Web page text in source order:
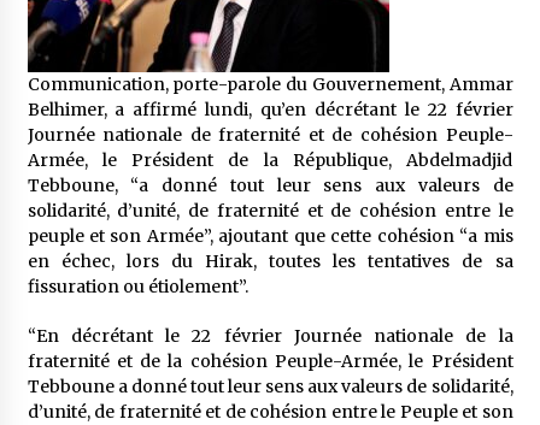
Le monstrueux vieillard (Un récit du Sud
algérien)
5 ans ago
Rencontre nocturne dans le désert (Un conte
touareg)
5 ans ago
Un conte targui/ Quand la tête est vide
5 ans ago
Tradition orale/ D’où viennent les contes et à
quoi servent-ils?
5 ans ago
Communication, porte-parole du Gouvernement, Ammar
Belhimer, a affirmé lundi, qu’en décrétant le 22 février
Journée nationale de fraternité et de cohésion Peuple-
Armée, le Président de la République, Abdelmadjid
Tebboune, “a donné tout leur sens aux valeurs de
solidarité, d’unité, de fraternité et de cohésion entre le
peuple et son Armée”, ajoutant que cette cohésion “a mis
en échec, lors du Hirak, toutes les tentatives de sa
fissuration ou étiolement”.
“En décrétant le 22 février Journée nationale de la
fraternité et de la cohésion Peuple-Armée, le Président
Tebboune a donné tout leur sens aux valeurs de solidarité,
d’unité, de fraternité et de cohésion entre le Peuple et son